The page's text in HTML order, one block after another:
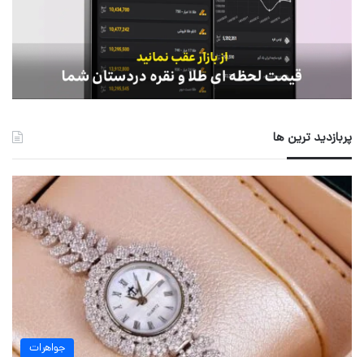
پربازدید ترین ها
جواهرات